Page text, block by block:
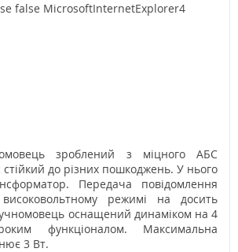
false MicrosoftInternetExplorer4
зроблений з міцного АБС
до різних пошкоджень. У нього
Передача повідомлення
режимі на досить
оснащений динаміком на 4
функціоналом. Максимальна
3 Вт.